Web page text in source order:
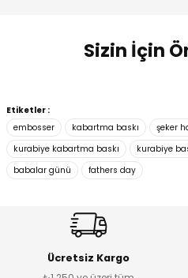
Sizin İçin
Daire Kesici Kurabiye Kalıbı
₺ 67
Best Dad Ever 2 Kurabiye Kabartma
Etiketler :
embosser
kabartma baskı şeker
kurabiye kabartma baskı
kurabiye
babalar günü
fathers day
Ücretsiz Kargo